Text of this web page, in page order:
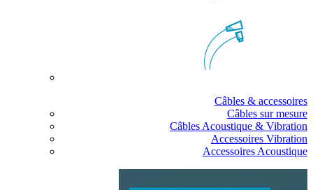
Câbles & accessoires
Câbles sur mesure
Câbles Acoustique & Vibration
Accessoires Vibration
Accessoires Acoustique